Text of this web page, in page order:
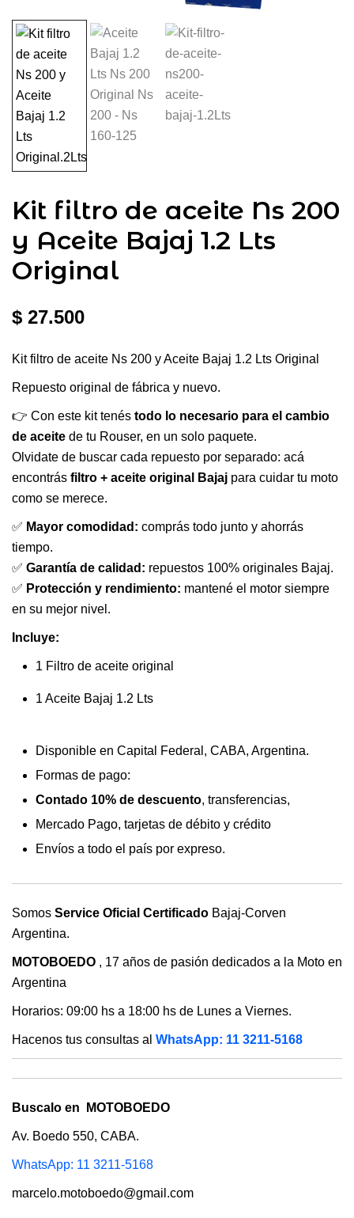
Kit filtro de aceite Ns 200
y Aceite Bajaj 1.2 Lts
Original
$ 27.500
Kit filtro de aceite Ns 200 y Aceite Bajaj 1.2 Lts Original
Repuesto original de fábrica y nuevo.
👉 Con este kit tenés todo lo necesario para el cambio
de aceite de tu Rouser, en un solo paquete.
Olvidate de buscar cada repuesto por separado: acá
encontrás filtro + aceite original Bajaj para cuidar tu moto
como se merece.
✅ Mayor comodidad: comprás todo junto y ahorrás
tiempo.
✅ Garantía de calidad: repuestos 100% originales Bajaj.
✅ Protección y rendimiento: mantené el motor siempre
en su mejor nivel.
Incluye:
1 Filtro de aceite original
1 Aceite Bajaj 1.2 Lts
Disponible en Capital Federal, CABA, Argentina.
Formas de pago:
Contado 10% de descuento, transferencias,
Mercado Pago, tarjetas de débito y crédito
Envíos a todo el país por expreso.
Somos Service Oficial Certificado Bajaj-Corven
Argentina.
MOTOBOEDO , 17 años de pasión dedicados a la Moto en
Argentina
Horarios: 09:00 hs a 18:00 hs de Lunes a Viernes.
Hacenos tus consultas al WhatsApp: 11 3211-5168
Buscalo en MOTOBOEDO
Av. Boedo 550, CABA.
WhatsApp: 11 3211-5168
marcelo.motoboedo@gmail.com